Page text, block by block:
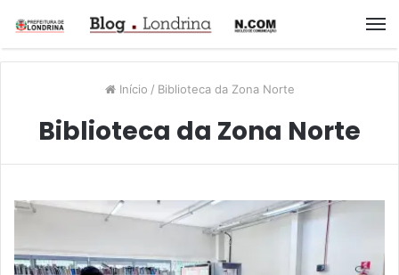
Início / Biblioteca da Zona Norte
Biblioteca da Zona Norte